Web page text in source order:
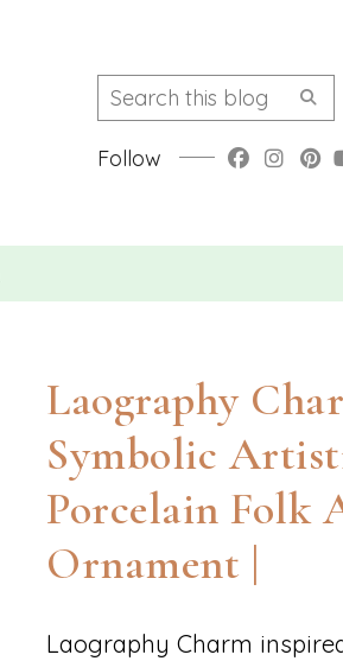
Follow
Laography
Symbolic
Porcelain Folk
Ornament |
Laography Charm